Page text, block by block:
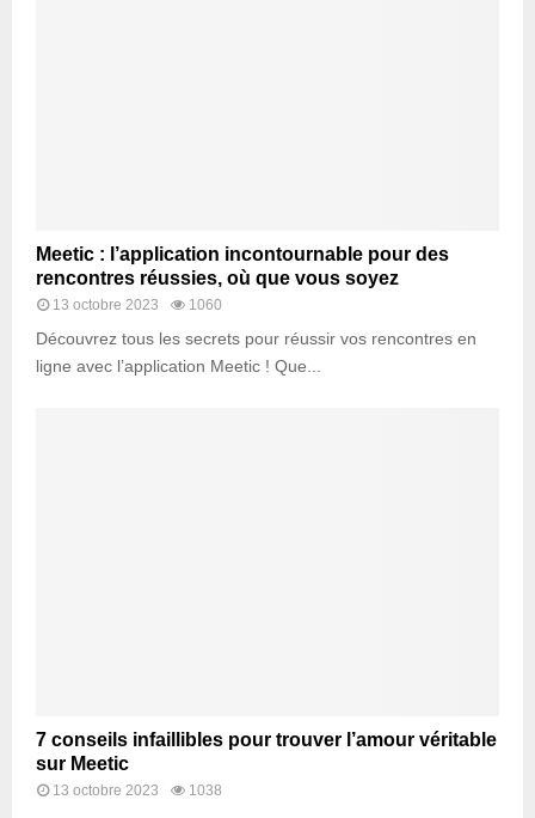
Meetic : l’application incontournable pour des
rencontres réussies, où que vous soyez
13 octobre 2023 1060
Découvrez tous les secrets pour réussir vos rencontres en
ligne avec l’application Meetic ! Que...
7 conseils infaillibles pour trouver l’amour véritable
sur Meetic
13 octobre 2023 1038